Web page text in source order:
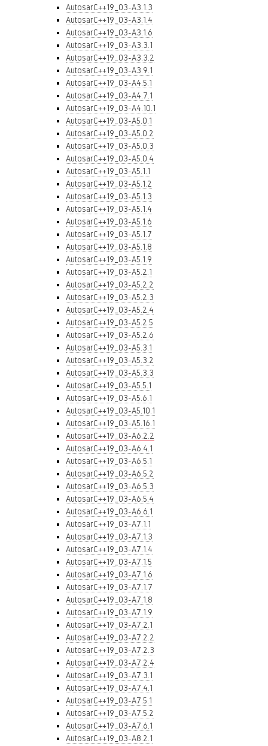
AutosarC++19_03-A3.1.3
AutosarC++19_03-A3.1.4
AutosarC++19_03-A3.1.6
AutosarC++19_03-A3.3.1
AutosarC++19_03-A3.3.2
AutosarC++19_03-A3.9.1
AutosarC++19_03-A4.5.1
AutosarC++19_03-A4.7.1
AutosarC++19_03-A4.10.1
AutosarC++19_03-A5.0.1
AutosarC++19_03-A5.0.2
AutosarC++19_03-A5.0.3
AutosarC++19_03-A5.0.4
AutosarC++19_03-A5.1.1
AutosarC++19_03-A5.1.2
AutosarC++19_03-A5.1.3
AutosarC++19_03-A5.1.4
AutosarC++19_03-A5.1.6
AutosarC++19_03-A5.1.7
AutosarC++19_03-A5.1.8
AutosarC++19_03-A5.1.9
AutosarC++19_03-A5.2.1
AutosarC++19_03-A5.2.2
AutosarC++19_03-A5.2.3
AutosarC++19_03-A5.2.4
AutosarC++19_03-A5.2.5
AutosarC++19_03-A5.2.6
AutosarC++19_03-A5.3.1
AutosarC++19_03-A5.3.2
AutosarC++19_03-A5.3.3
AutosarC++19_03-A5.5.1
AutosarC++19_03-A5.6.1
AutosarC++19_03-A5.10.1
AutosarC++19_03-A5.16.1
AutosarC++19_03-A6.2.2
AutosarC++19_03-A6.4.1
AutosarC++19_03-A6.5.1
AutosarC++19_03-A6.5.2
AutosarC++19_03-A6.5.3
AutosarC++19_03-A6.5.4
AutosarC++19_03-A6.6.1
AutosarC++19_03-A7.1.1
AutosarC++19_03-A7.1.3
AutosarC++19_03-A7.1.4
AutosarC++19_03-A7.1.5
AutosarC++19_03-A7.1.6
AutosarC++19_03-A7.1.7
AutosarC++19_03-A7.1.8
AutosarC++19_03-A7.1.9
AutosarC++19_03-A7.2.1
AutosarC++19_03-A7.2.2
AutosarC++19_03-A7.2.3
AutosarC++19_03-A7.2.4
AutosarC++19_03-A7.3.1
AutosarC++19_03-A7.4.1
AutosarC++19_03-A7.5.1
AutosarC++19_03-A7.5.2
AutosarC++19_03-A7.6.1
AutosarC++19_03-A8.2.1